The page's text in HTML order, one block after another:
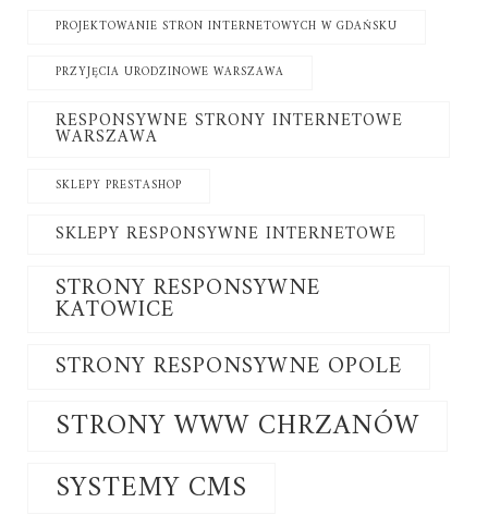
PROJEKTOWANIE STRON INTERNETOWYCH W GDAŃSKU
PRZYJĘCIA URODZINOWE WARSZAWA
RESPONSYWNE STRONY INTERNETOWE
WARSZAWA
SKLEPY PRESTASHOP
SKLEPY RESPONSYWNE INTERNETOWE
STRONY RESPONSYWNE
KATOWICE
STRONY RESPONSYWNE OPOLE
STRONY WWW CHRZANÓW
SYSTEMY CMS